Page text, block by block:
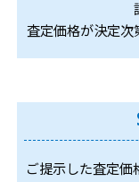
査定価格が決定次
ご提示した査定価